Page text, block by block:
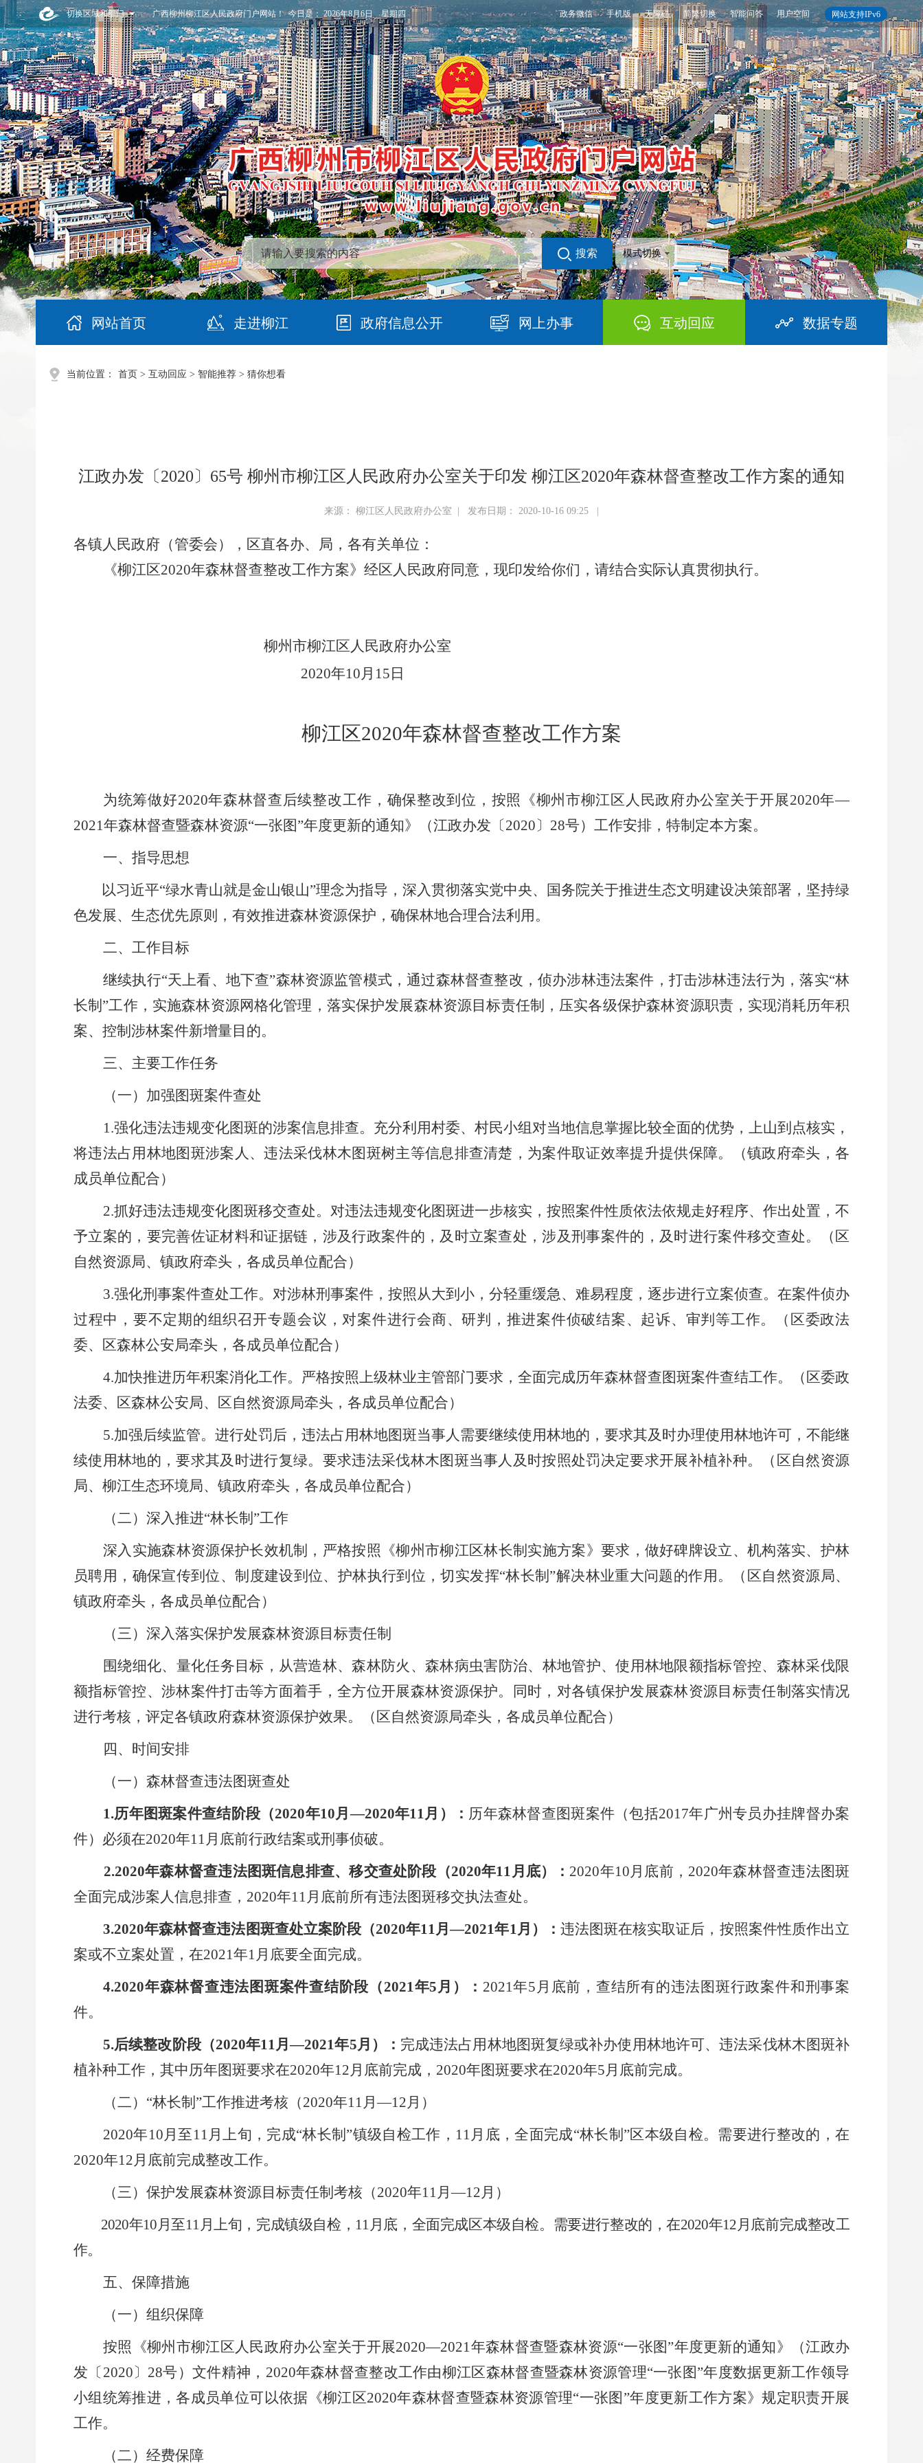
切换区域和部门 网站支持IPv6
政务微信 手机版 无障碍 简繁切换 智能问答 用户空间
广西柳州柳江区人民政府门户网站！ 今日是：2026年8月6日 星期四
搜索 模式切换
网站首页 走进柳江 政府信息公开 网上办事 互动回应 数据专题
当前位置： 首页 > 互动回应 > 智能推荐 > 猜你想看
江政办发〔2020〕65号 柳州市柳江区人民政府办公室关于印发 柳江区2020年森林督查整改工作方案的通知
来源： 柳江区人民政府办公室 | 发布日期： 2020-10-16 09:25 |
各镇人民政府（管委会），区直各办、局，各有关单位：
《柳江区2020年森林督查整改工作方案》经区人民政府同意，现印发给你们，请结合实际认真贯彻执行。
柳州市柳江区人民政府办公室
2020年10月 15 日
柳江区2020年森林督查整改工作方案
为统筹做好2020年森林督查后续整改工作，确保整改到位，按照《柳州市柳江区人民政府办公室关于开展2020年—
2021年森林督查暨森林资源“一张图”年度更新的通知》（江政办发〔2020〕 28号）工作安排，特制定本方案。
一、指导思想
以习近平“绿水青山就是金山银山”理念为指导，深入贯彻落实党中央、国务院关于推进生态文明建设决策部署，坚持绿
色发展、生态优先原则，有效推进森林资源保护，确保林地合理合法利用。
二、工作目标
继续执行“天上看、地下查”森林资源监管模式，通过森林督查整改，侦办涉林违法案件，打击涉林违法行为，落实“林
长制 ”工作，实施森林资源网格化管理，落实保护发展森林资源目标责任制，压实各级保护森林资源职责，实现消耗历年积
案、控制涉林案件新增量目的。
三、主要工作任务
（一）加强图斑案件查处
1.强化违法违规变化图斑的涉案信息排查。 充分利用村委、村民小组对当地信息掌握比较全面的优势，上山到点核实，
将违法占用林地图斑涉案人、违法采伐林木图斑树主等信息排查清楚，为案件取证效率提升提供保障。（镇政府牵头，各
成员单位配合）
2.抓好违法违规变化图斑移交查处。 对违法违规变化图斑进一步核实，按照案件性质依法依规走好程序、作出处置，不
予立案的，要完善佐证材料和证据链，涉及行政案件的，及时立案查处，涉及刑事案件的，及时进行案件移交查处。（区
自然资源局、镇政府牵头，各成员单位配合）
3.强化刑事案件查处工作。 对涉林刑事案件，按照从大到小，分轻重缓急、难易程度，逐步进行立案侦查。在案件侦办
过程中，要不定期的组织召开专题会议，对案件进行会商、研判，推进案件侦破结案、起诉、审判等工作。（区委政法
委、区森林公安局牵头，各成员单位配合）
4.加快推进历年积案消化工作。 严格按照上级林业主管部门要求，全面完成历年森林督查图斑案件查结工作。（区委政
法委、区森林公安局、区自然资源局牵头，各成员单位配合）
5.加强后续监管。 进行处罚后，违法占用林地图斑当事人需要继续使用林地的，要求其及时办理使用林地许可，不能继
续使用林地的，要求其及时进行复绿。要求违法采伐林木图斑当事人及时按照处罚决定要求开展补植补种。（区自然资源
局、柳江生态环境局、镇政府牵头，各成员单位配合）
（二）深入推进“林长制 ”工作
深入实施森林资源保护长效机制，严格按照《柳州市柳江区林长制实施方案》要求，做好碑牌设立、机构落实、护林
员聘用，确保宣传到位、制度建设到位、护林执行到位，切实发挥“林长制 ”解决林业重大问题的作用。（区自然资源局、
镇政府牵头，各成员单位配合）
（三）深入落实保护发展森林资源目标责任制
围绕细化、量化任务目标，从营造林、森林防火、森林病虫害防治、林地管护、使用林地限额指标管控、森林采伐限
额指标管控、涉林案件打击等方面着手，全方位开展森林资源保护。同时，对各镇保护发展森林资源目标责任制落实情况
进行考核，评定各镇政府森林资源保护效果。（区自然资源局牵头，各成员单位配合）
四、时间安排
（一）森林督查违法图斑查处
1.历年图斑案件查结阶段（2020年10月—2020年11月）： 历年森林督查图斑案件（包括2017年广州专员办挂牌督办案
件）必须在2020年11月底前行政结案或刑事侦破。
2.2020年森林督查违法图斑信息排查、移交查处阶段（2020年11月底）： 2020年10月底前， 2020年森林督查违法图斑
全面完成涉案人信息排查， 2020年11月底前所有违法图斑移交执法查处。
3.2020年森林督查违法图斑查处立案阶段（2020年11月—2021年1月）： 违法图斑在核实取证后，按照案件性质作出立
案或不立案处置，在2021年1月底要全面完成。
4.2020年森林督查违法图斑案件查结阶段（2021年5月）： 2021年5 月底前，查结所有的违法图斑行政案件和刑事案
件。
5.后续整改阶段（2020年11月—2021年5月）： 完成违法占用林地图斑复绿或补办使用林地许可、违法采伐林木图斑补
植补种工作，其中历年图斑要求在2020年12月底前完成， 2020年图斑要求在2020年5月底前完成。
（二） “林长制 ”工作推进考核（2020年11月—12月）
2020年10月至11月上旬，完成“林长制 ”镇级自检工作， 11月底，全面完成“林长制 ”区本级自检。需要进行整改的，在
2020年12月底前完成整改工作。
（三）保护发展森林资源目标责任制考核（2020年11月—12月）
2020年10月至11月上旬，完成镇级自检， 11月底，全面完成区本级自检。需要进行整改的，在2020年12月底前完成整改工
作。
五、保障措施
（一）组织保障
按照《柳州市柳江区人民政府办公室关于开展2020—2021年森林督查暨森林资源“一张图”年度更新的通知》（江政办
发 〔 2020〕 28号）文件精神， 2020年森林督查整改工作由柳江区森林督查暨森林资源管理“一张图”年度数据更新工作领导
小组统筹推进，各成员单位可以依据《柳江区2020年森林督查暨森林资源管理“一张图 ”年度更新工作方案》规定职责开展
工作。
（二）经费保障